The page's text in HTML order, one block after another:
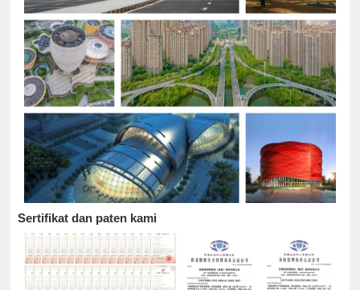
Sertifikat dan paten kami